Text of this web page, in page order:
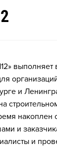
выполняет
и
накоплен
и
и